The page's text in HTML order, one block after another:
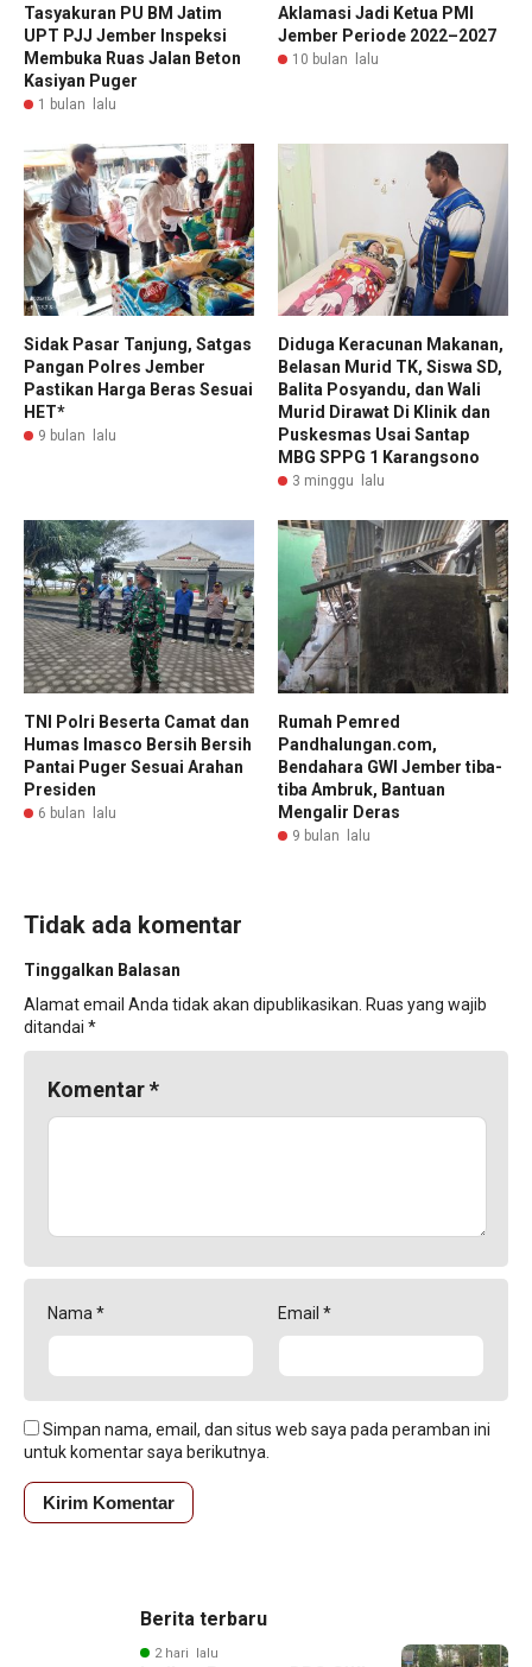
Tasyakuran PU BM Jatim
UPT PJJ Jember Inspeksi
Membuka Ruas Jalan Beton
Kasiyan Puger
1 bulan lalu
Aklamasi Jadi Ketua PMI
Jember Periode 2022–2027
10 bulan lalu
Sidak Pasar Tanjung, Satgas
Pangan Polres Jember
Pastikan Harga Beras Sesuai
HET*
9 bulan lalu
Diduga Keracunan Makanan,
Belasan Murid TK, Siswa SD,
Balita Posyandu, dan Wali
Murid Dirawat Di Klinik dan
Puskesmas Usai Santap
MBG SPPG 1 Karangsono
3 minggu lalu
TNI Polri Beserta Camat dan
Humas Imasco Bersih Bersih
Pantai Puger Sesuai Arahan
Presiden
6 bulan lalu
Rumah Pemred
Pandhalungan.com,
Bendahara GWI Jember tiba-
tiba Ambruk, Bantuan
Mengalir Deras
9 bulan lalu
Tidak ada komentar
Tinggalkan Balasan
Alamat email Anda tidak akan dipublikasikan. Ruas yang wajib
ditandai *
Komentar*
Nama * Email *
Simpan nama, email, dan situs web saya pada peramban ini
untuk komentar saya berikutnya.
Berita terbaru
2 hari lalu